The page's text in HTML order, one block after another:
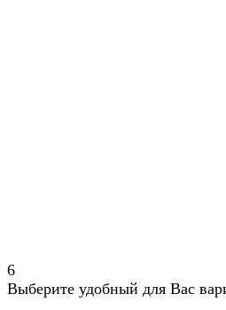
6
Выберите удобный для Вас